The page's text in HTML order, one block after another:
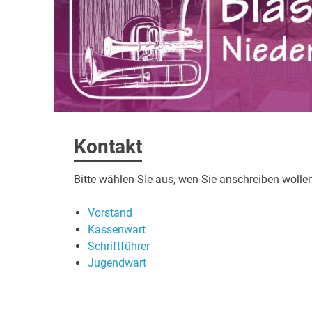
Kontakt
Bitte wählen SIe aus, wen Sie anschreiben
Vorstand
Kassenwart
Schriftführer
Jugendwart